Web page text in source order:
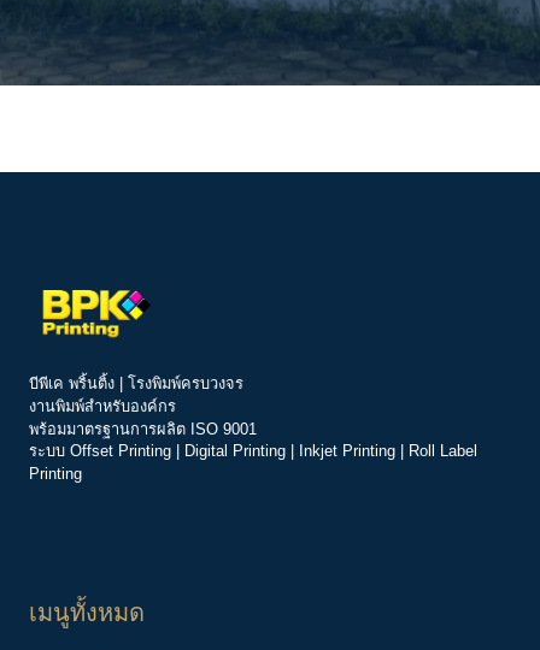
บีพีเค พริ้นติ้ง | โรงพิมพ์ครบวงจร
งานพิมพ์สำหรับองค์กร
พร้อมมาตรฐานการผลิต ISO 9001
ระบบ Offset Printing Digital Printing Inkjet Printing
Roll Label
Printing
เมนูทั้งหมด